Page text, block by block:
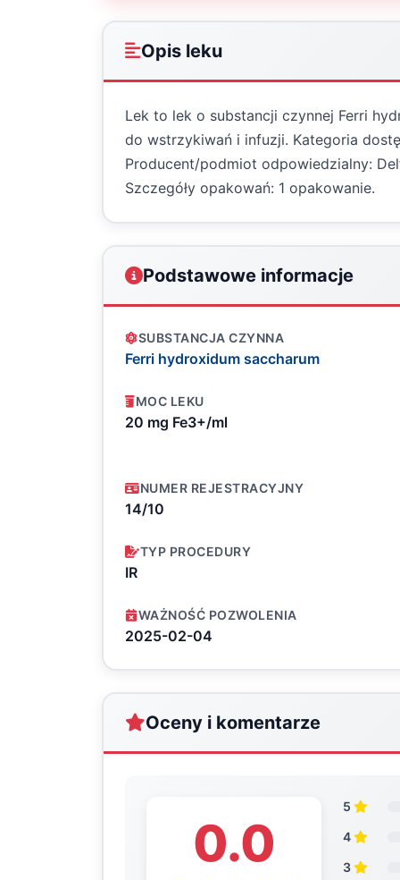
Opis leku
Lek to lek o substancji czynnej Ferri
do wstrzykiwań i infuzji. Kategoria
Producent/podmiot odpowiedzialny:
Szczegóły opakowań: 1 opakowanie.
Podstawowe informacje
SUBSTANCJA CZYNNA
Ferri hydroxidum saccharum
MOC LEKU
20 mg Fe3+/ml
NUMER REJESTRACYJNY
14/10
TYP PROCEDURY
IR
WAŻNOŚĆ POZWOLENIA
2025-02-04
Oceny i komentarze
0.0
5
4
3